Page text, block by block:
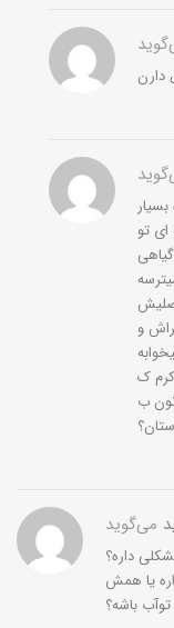
دارن
ای تو
و
ک
ب
می‌گوید
داره؟
یا همش
توآب باشه؟